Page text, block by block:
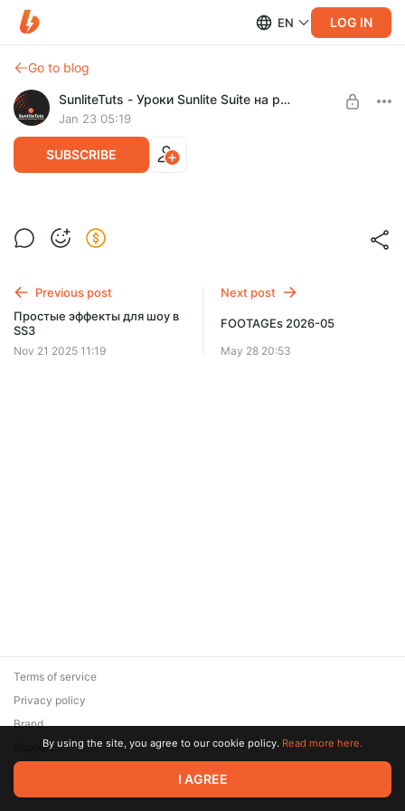
EN LOG IN
Go to blog
SunliteTuts - Уроки Sunlite Suite на русском языке
Jan 23 05:19
SUBSCRIBE
Icon Generator
поэтому держите инструмент для создания
SUBSCRIBE
Previous post
Простые эффекты для шоу в
SS3
Nov 21 2025 11:19
Next post
FOOTAGEs 2026-05
May 28 20:53
© 2026 Zaya Solutions Limited. All rights reserved. All trademarks
are the property of their respective owners.
Terms of service
Privacy policy
Brand
SupportBy using the site, you agree to our cookie policy. Read more here.
I AGREE